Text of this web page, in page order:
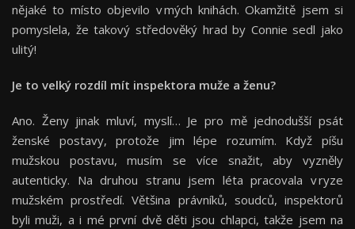
nějaké to místo objevilo v mých knihách. Okamžitě jsem si
pomyslela, že takový středověký hrad by Connie sedl jako
ulitý!
Je to velký rozdíl mít inspektora muže a ženu?
Ano. Ženy jinak mluví, myslí… Je pro mě jednodušší psát
ženské postavy, protože jim lépe rozumím. Když píšu
mužskou postavu, musím se více snažit, aby vyzněly
autenticky. Na druhou stranu jsem léta pracovala v ryze
mužském prostředí. Většina právníků, soudců, inspektorů
byli muži, a i mé první dvě děti jsou chlapci, takže jsem na